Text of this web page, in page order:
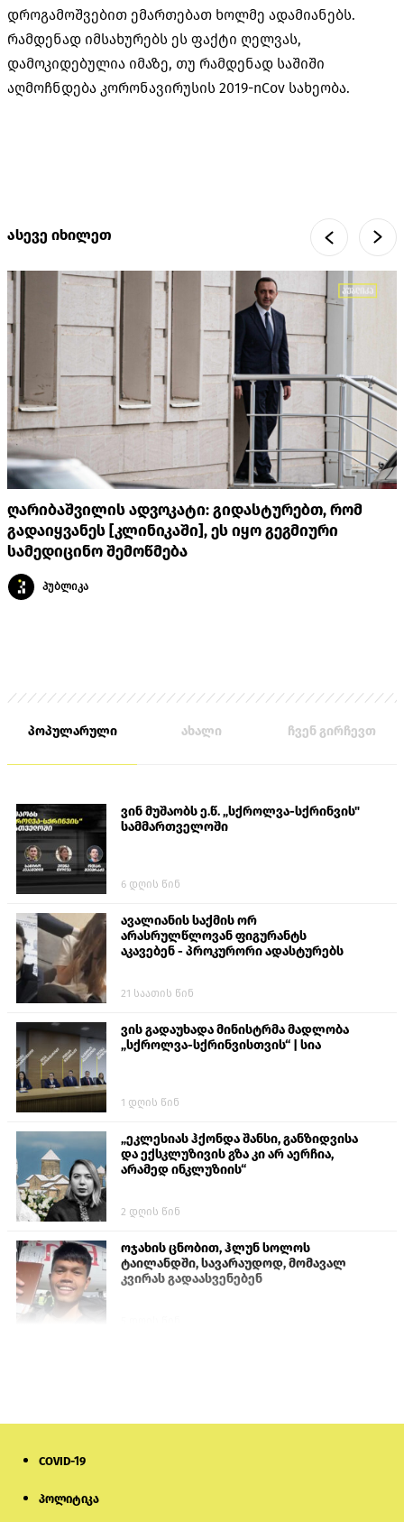
დროგამოშვებით ემართებათ ხოლმე ადამიანებს.
რამდენად იმსახურებს ეს ფაქტი ღელვას,
დამოკიდებულია იმაზე, თუ რამდენად საშიში
აღმოჩნდება კორონავირუსის 2019-nCov სახეობა.
ასევე იხილეთ
ღარიბაშვილის ადვოკატი: გიდასტურებთ, რომ
გადაიყვანეს [კლინიკაში], ეს იყო გეგმიური
სამედიცინო შემოწმება
პუბლიკა
პოპულარული ახალი ჩვენ გირჩევთ
ვინ მუშაობს ე.წ. „სქროლვა-სქრინვის"
სამმართველოში
6 დღის წინ
ავალიანის საქმის ორ
არასრულწლოვან ფიგურანტს
აკავებენ - პროკურორი ადასტურებს
21 საათის წინ
ვის გადაუხადა მინისტრმა მადლობა
„სქროლვა-სქრინვისთვის“ | სია
1 დღის წინ
„ეკლესიას ჰქონდა შანსი, განზიდვისა
და ექსკლუზივის გზა კი არ აერჩია,
არამედ ინკლუზიის“
2 დღის წინ
ოჯახის ცნობით, ჰლუნ სოლოს
ტაილანდში, სავარაუდოდ, მომავალ
კვირას გადაასვენებენ
COVID-19
პოლიტიკა